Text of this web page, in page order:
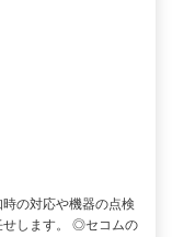
の対応や機器の点検
せします。 ◎セコムの